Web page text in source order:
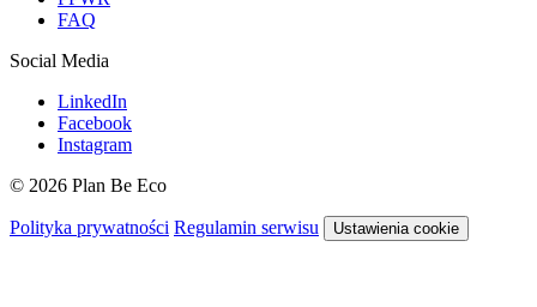
FAQ
Social Media
LinkedIn
Facebook
Instagram
© 2026 Plan Be Eco
Polityka prywatności Regulamin serwisu Ustawienia cookie